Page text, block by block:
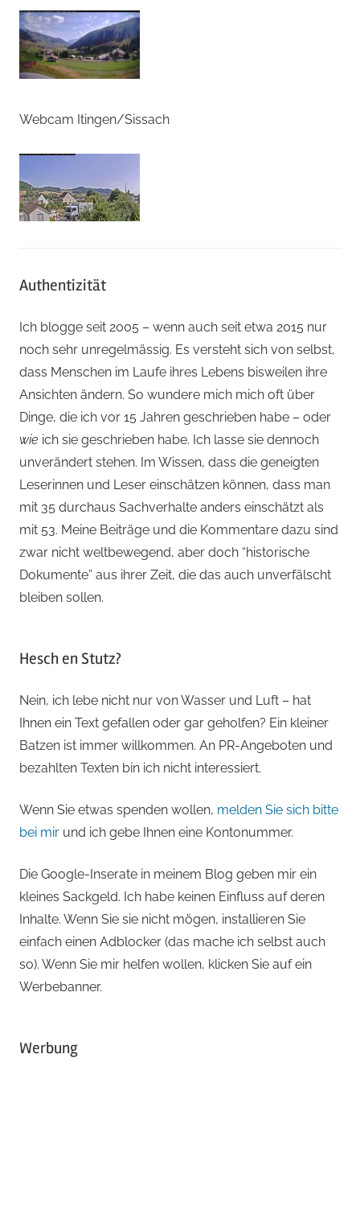
Webcam Itingen/Sissach
Authentizität
Ich blogge seit 2005 – wenn auch seit etwa 2015 nur
noch sehr unregelmässig. Es versteht sich von selbst,
dass Menschen im Laufe ihres Lebens bisweilen ihre
Ansichten ändern. So wundere mich mich oft über
Dinge, die ich vor 15 Jahren geschrieben habe – oder
wie ich sie geschrieben habe. Ich lasse sie dennoch
unverändert stehen. Im Wissen, dass die geneigten
Leserinnen und Leser einschätzen können, dass man
mit 35 durchaus Sachverhalte anders einschätzt als
mit 53. Meine Beiträge und die Kommentare dazu sind
zwar nicht weltbewegend, aber doch “historische
Dokumente” aus ihrer Zeit, die das auch unverfälscht
bleiben sollen.
Hesch en Stutz?
Nein, ich lebe nicht nur von Wasser und Luft – hat
Ihnen ein Text gefallen oder gar geholfen? Ein kleiner
Batzen ist immer willkommen. An PR-Angeboten und
bezahlten Texten bin ich nicht interessiert.
Wenn Sie etwas spenden wollen, melden Sie sich bitte
bei mir und ich gebe Ihnen eine Kontonummer.
Die Google-Inserate in meinem Blog geben mir ein
kleines Sackgeld. Ich habe keinen Einfluss auf deren
Inhalte. Wenn Sie sie nicht mögen, installieren Sie
einfach einen Adblocker (das mache ich selbst auch
so). Wenn Sie mir helfen wollen, klicken Sie auf ein
Werbebanner.
Werbung